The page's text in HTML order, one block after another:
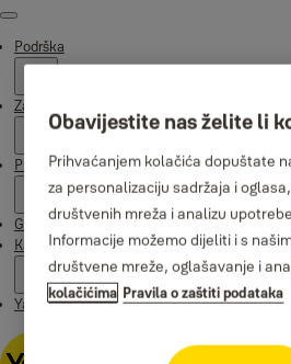
Menu
Podrška
Zašto Yale
Proizvodi
Gdje kupiti
Kampanje
Yale Home aplikacija
Obavijestite nas želite li
Prihvaćanjem kolačića dopuštate
za personalizaciju sadržaja i
društvenih mreža i analizu
Informacije možemo dijeliti i s
društvene mreže, oglašavanje i
kolačićima Pravila o zaštiti podataka